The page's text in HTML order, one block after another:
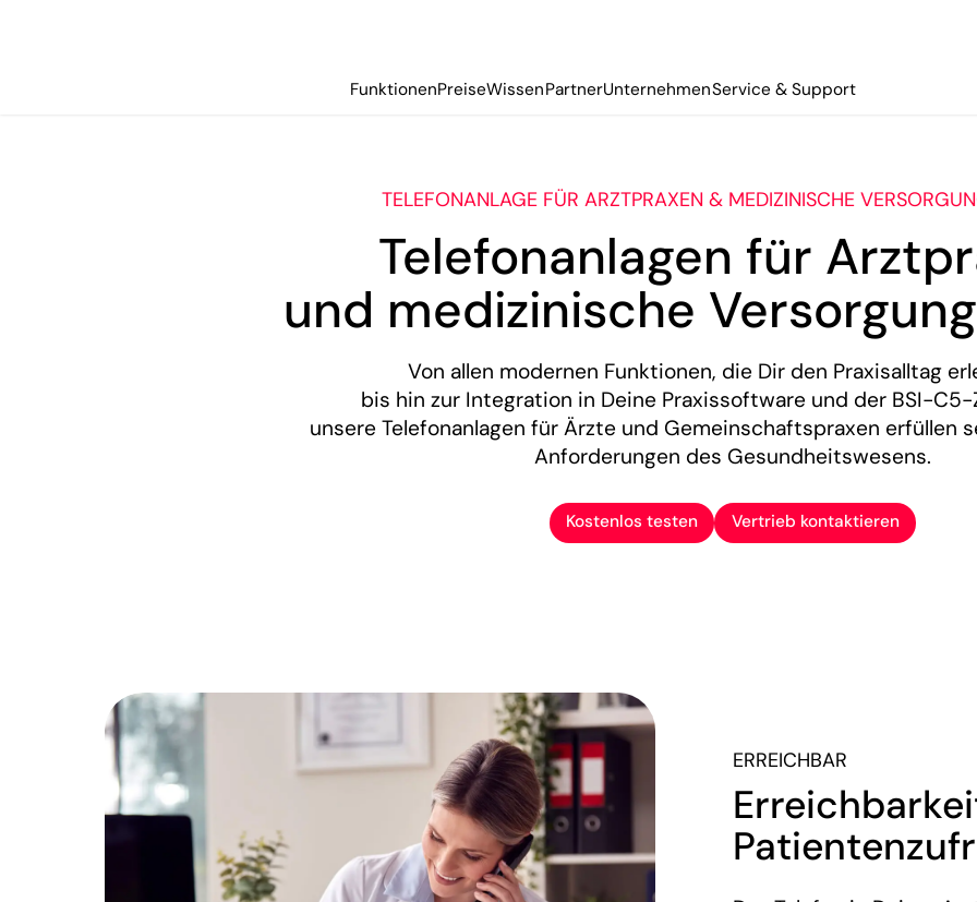
FunktionenPreiseWissenPartnerUnternehmenService & Support
TELEFONANLAGE FÜR ARZTPRAXEN & MEDIZINISCHE
Telefonanlagen für
und medizinische
Von allen modernen Funktionen, die Dir den Praxisalltag
bis hin zur Integration in Deine Praxissoftware und der BSI-
unsere Telefonanlagen für Ärzte und Gemeinschaftspraxen erfüllen
Anforderungen des Gesundheitswesens.
Kostenlos testen Vertrieb kontaktieren
ERREICHBAR